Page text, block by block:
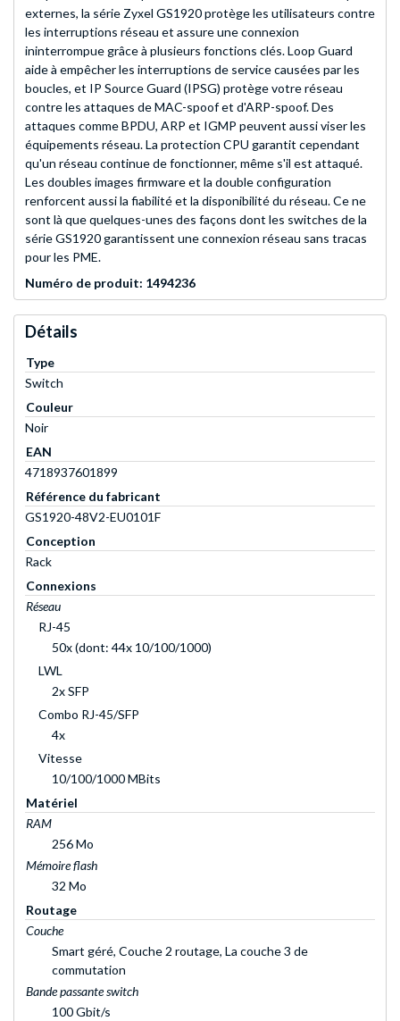
externes, la série Zyxel GS1920 protège les utilisateurs contre
les interruptions réseau et assure une connexion
ininterrompue grâce à plusieurs fonctions clés. Loop Guard
aide à empêcher les interruptions de service causées par les
boucles, et IP Source Guard (IPSG) protège votre réseau
contre les attaques de MAC-spoof et d'ARP-spoof. Des
attaques comme BPDU, ARP et IGMP peuvent aussi viser les
équipements réseau. La protection CPU garantit cependant
qu'un réseau continue de fonctionner, même s'il est attaqué.
Les doubles images firmware et la double configuration
renforcent aussi la fiabilité et la disponibilité du réseau. Ce ne
sont là que quelques-unes des façons dont les switches de la
série GS1920 garantissent une connexion réseau sans tracas
pour les PME.
Numéro de produit: 1494236
Détails
Type
Switch
Couleur
Noir
EAN
4718937601899
Référence du fabricant
GS1920-48V2-EU0101F
Conception
Rack
Connexions
Réseau
RJ-45
50x (dont: 44x 10/100/1000)
LWL
2x SFP
Combo RJ-45/SFP
4x
Vitesse
10/100/1000 MBits
Matériel
RAM
256 Mo
Mémoire flash
32 Mo
Routage
Couche
Smart géré, Couche 2 routage, La couche 3 de
commutation
Bande passante switch
100 Gbit/s